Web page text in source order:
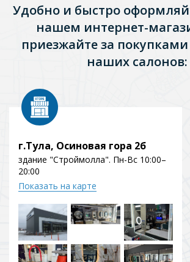
Удобно и быстро
нашем интернет-
приезжайте за
наших салонов:
г.Тула, Осиновая гора 2б
здание "Строймолла". Пн-Вс 10:00–
20:00
Показать на карте